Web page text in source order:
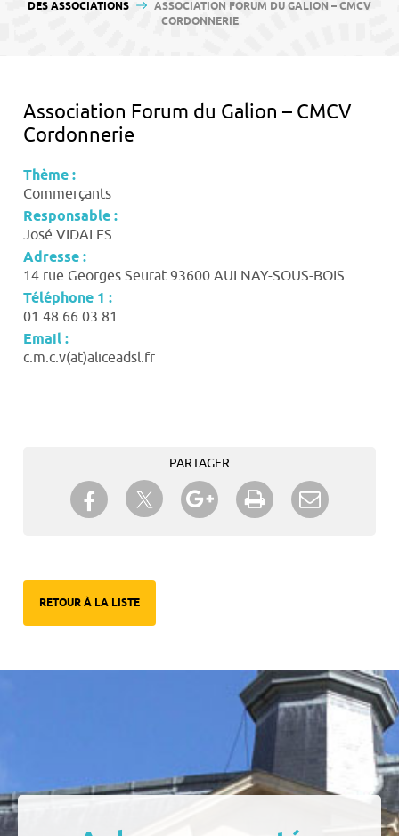
DES ASSOCIATIONS
ASSOCIATION FORUM DU GALION – CMCV
CORDONNERIE
Association Forum du Galion – CMCV
Cordonnerie
Thème :
Commerçants
Responsable :
José VIDALES
Adresse :
14 rue Georges Seurat 93600 AULNAY-SOUS-BOIS
Téléphone 1 :
01 48 66 03 81
Email :
c.m.c.v(at)aliceadsl.fr
PARTAGER
Partager sur Facebook
Partager sur TwitterPartager sur Google+
Imprimer
RETOUR À LA LISTE